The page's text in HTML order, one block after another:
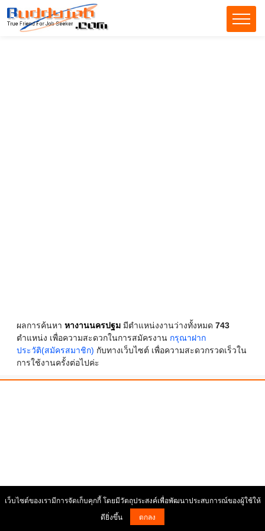
ผลการค้นหา หางานนครปฐมมีตำแหน่งงานว่างทั้งหมด 743
ตำแหน่ง เพื่อความสะดวกในการสมัครงาน กรุณาฝาก
ประวัติ(สมัครสมาชิก) กับทางเว็บไซต์ เพื่อความสะดวกรวดเร็วใน
การใช้งานครั้งต่อไปค่ะ
เว็บไซต์ของเรามีการจัดเก็บคุกกี้ โดยมีวัตถุประสงค์เพื่อพัฒนาประสบการณ์ของผู้ใช้ให้
ดียิ่งขึ้น
ตกลง